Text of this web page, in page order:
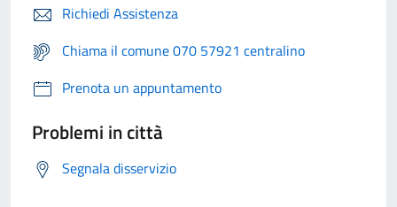
Richiedi Assistenza
Chiama il comune 070 57921 centralino
Prenota un appuntamento
Problemi in città
Segnala disservizio